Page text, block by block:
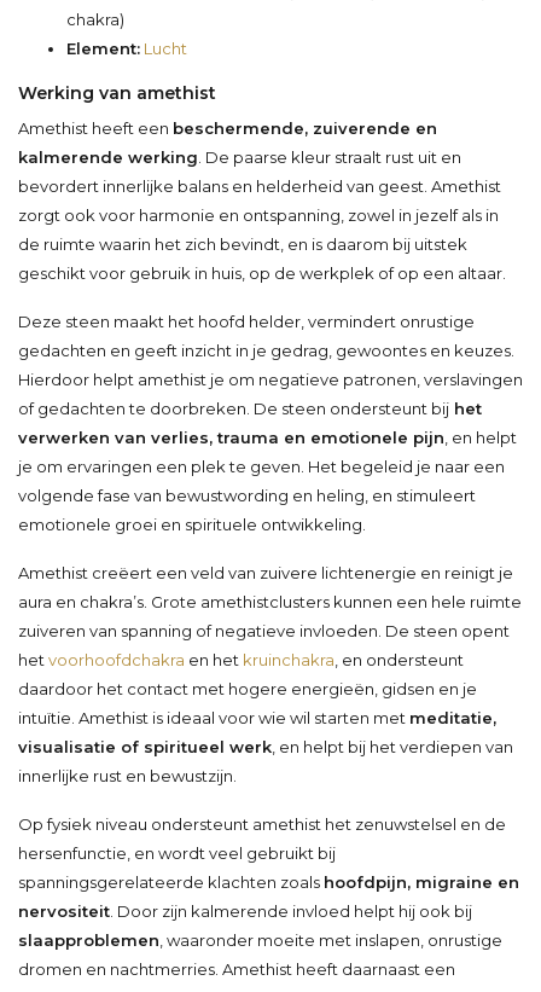
chakra)
Element: Lucht
Werking van amethist
Amethist heeft een beschermende, zuiverende en
kalmerende werking . De paarse kleur straalt rust uit en
bevordert innerlijke balans en helderheid van geest. Amethist
zorgt ook voor harmonie en ontspanning, zowel in jezelf als in
de ruimte waarin het zich bevindt, en is daarom bij uitstek
geschikt voor gebruik in huis, op de werkplek of op een altaar.
Deze steen maakt het hoofd helder, vermindert onrustige
gedachten en geeft inzicht in je gedrag, gewoontes en keuzes.
Hierdoor helpt amethist je om negatieve patronen, verslavingen
of gedachten te doorbreken. De steen ondersteunt bij het
verwerken van verlies, trauma en emotionele pijn , en helpt
je om ervaringen een plek te geven. Het begeleid je naar een
volgende fase van bewustwording en heling, en stimuleert
emotionele groei en spirituele ontwikkeling.
Amethist creëert een veld van zuivere lichtenergie en reinigt je
aura en chakra’s. Grote amethistclusters kunnen een hele ruimte
zuiveren van spanning of negatieve invloeden. De steen opent
het voorhoofdchakra en het kruinchakra , en ondersteunt
daardoor het contact met hogere energieën, gidsen en je
intuïtie. Amethist is ideaal voor wie wil starten met meditatie,
visualisatie of spiritueel werk , en helpt bij het verdiepen van
innerlijke rust en bewustzijn.
Op fysiek niveau ondersteunt amethist het zenuwstelsel en de
hersenfunctie, en wordt veel gebruikt bij
spanningsgerelateerde klachten zoals hoofdpijn, migraine en
nervositeit . Door zijn kalmerende invloed helpt hij ook bij
slaapproblemen , waaronder moeite met inslapen, onrustige
dromen en nachtmerries. Amethist heeft daarnaast een